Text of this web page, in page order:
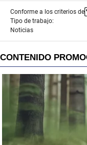
Conforme a los criterios de
Tipo de trabajo:
Noticias